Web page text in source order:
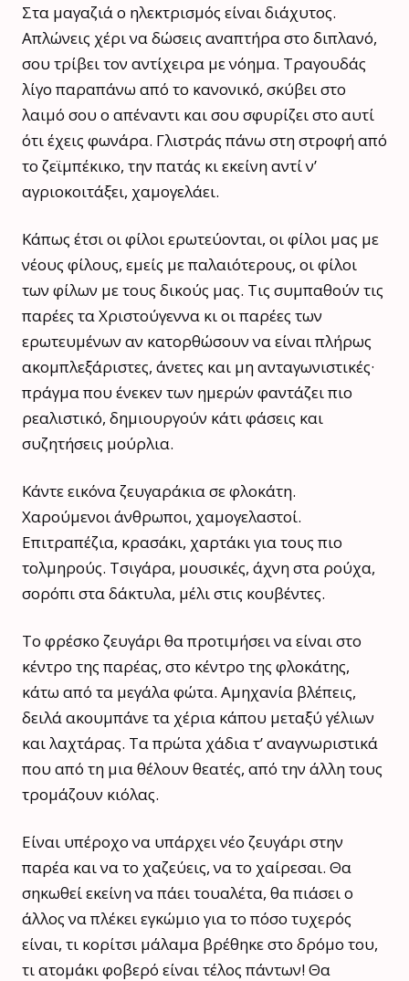
Στα μαγαζιά ο ηλεκτρισμός είναι διάχυτος.
Απλώνεις χέρι να δώσεις αναπτήρα στο διπλανό,
σου τρίβει τον αντίχειρα με νόημα. Τραγουδάς
λίγο παραπάνω από το κανονικό, σκύβει στο
λαιμό σου ο απέναντι και σου σφυρίζει στο αυτί
ότι έχεις φωνάρα. Γλιστράς πάνω στη στροφή από
το ζεϊμπέκικο, την πατάς κι εκείνη αντί ν’
αγριοκοιτάξει, χαμογελάει.
Κάπως έτσι οι φίλοι ερωτεύονται, οι φίλοι μας με
νέους φίλους, εμείς με παλαιότερους, οι φίλοι
των φίλων με τους δικούς μας. Τις συμπαθούν τις
παρέες τα Χριστούγεννα κι οι παρέες των
ερωτευμένων αν κατορθώσουν να είναι πλήρως
ακομπλεξάριστες, άνετες και μη ανταγωνιστικές·
πράγμα που ένεκεν των ημερών φαντάζει πιο
ρεαλιστικό, δημιουργούν κάτι φάσεις και
συζητήσεις μούρλια.
Κάντε εικόνα ζευγαράκια σε φλοκάτη.
Χαρούμενοι άνθρωποι, χαμογελαστοί.
Επιτραπέζια, κρασάκι, χαρτάκι για τους πιο
τολμηρούς. Τσιγάρα, μουσικές, άχνη στα ρούχα,
σορόπι στα δάκτυλα, μέλι στις κουβέντες.
Το φρέσκο ζευγάρι θα προτιμήσει να είναι στο
κέντρο της παρέας, στο κέντρο της φλοκάτης,
κάτω από τα μεγάλα φώτα. Αμηχανία βλέπεις,
δειλά ακουμπάνε τα χέρια κάπου μεταξύ γέλιων
και λαχτάρας. Τα πρώτα χάδια τ’ αναγνωριστικά
που από τη μια θέλουν θεατές, από την άλλη τους
τρομάζουν κιόλας.
Είναι υπέροχο να υπάρχει νέο ζευγάρι στην
παρέα και να το χαζεύεις, να το χαίρεσαι. Θα
σηκωθεί εκείνη να πάει τουαλέτα, θα πιάσει ο
άλλος να πλέκει εγκώμιο για το πόσο τυχερός
είναι, τι κορίτσι μάλαμα βρέθηκε στο δρόμο του,
τι ατομάκι φοβερό είναι τέλος πάντων! Θα